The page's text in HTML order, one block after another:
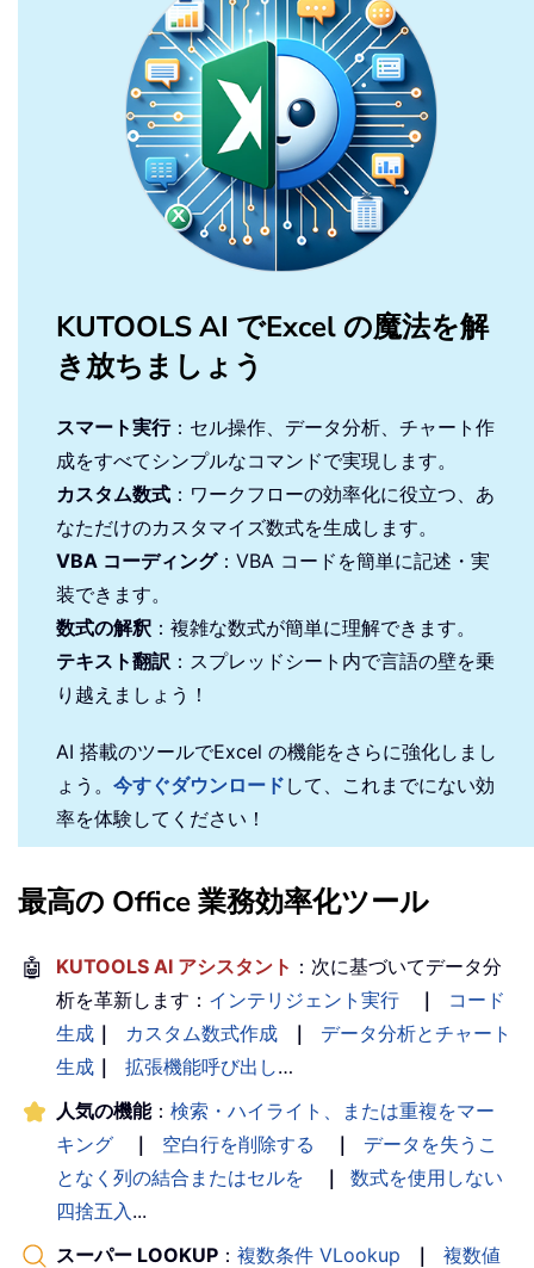
KUTOOLS AI でExcel の魔法を解
き放ちましょう
スマート実行：セル操作、データ分析、チャート作
成をすべてシンプルなコマンドで実現します。
カスタム数式 ：ワークフローの効率化に役立つ、あ
なただけのカスタマイズ数式を生成します。
VBA コーディング：VBA コードを簡単に記述・実
装できます。
数式の解釈 ：複雑な数式が簡単に理解できます。
テキスト翻訳 ：スプレッドシート内で言語の壁を乗
り越えましょう！
AI 搭載のツールでExcel の機能をさらに強化しまし
ょう。 今すぐダウンロード して、これまでにない効
率を体験してください！
最高の Office 業務効率化ツール
🤖 KUTOOLS AI アシスタント ：次に基づいてデータ分
析を革新します： インテリジェント実行 ｜
コード
生成 ｜ カスタム数式作成 ｜
データ分析とチャート
生成 ｜ 拡張機能呼び出し…
人気の機能： 検索・ハイライト、または重複をマー
キング
｜ 空白行を削除する ｜
データを失うこ
となく列の結合またはセルを
｜
数式を使用しない
四捨五入 ...
スーパー LOOKUP ： 複数条件 VLookup ｜
複数値